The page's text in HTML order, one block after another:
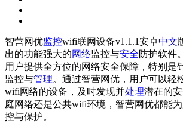
智营网优监控wifi联网设备v1.1.1安卓中文
出的功能强大的网络监控与安全 防护软件
用户提供全方位的网络安全保障，特别是
监控与管理。通过智营网优，用户可以轻
wifi网络的设备，及时发现并处理潜在的
庭网络还是公共wifi环境，智营网优都能为